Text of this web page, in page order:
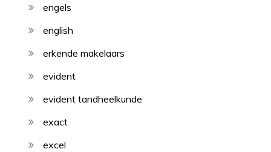
engels
english
erkende makelaars
evident
evident tandheelkunde
exact
excel